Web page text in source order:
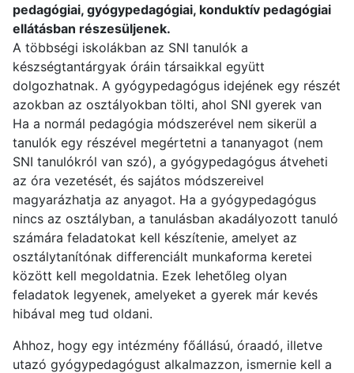
pedagógiai, gyógypedagógiai, konduktív pedagógiai
ellátásban részesüljenek.
A többségi iskolákban az SNI tanulók a
készségtantárgyak óráin társaikkal együtt
dolgozhatnak. A gyógypedagógus idejének egy részét
azokban az osztályokban tölti, ahol SNI gyerek van
Ha a normál pedagógia módszerével nem sikerül a
tanulók egy részével megértetni a tananyagot (nem
SNI tanulókról van szó), a gyógypedagógus átveheti
az óra vezetését, és sajátos módszereivel
magyarázhatja az anyagot. Ha a gyógypedagógus
nincs az osztályban, a tanulásban akadályozott tanuló
számára feladatokat kell készítenie, amelyet az
osztálytanítónak differenciált munkaforma keretei
között kell megoldatnia. Ezek lehetőleg olyan
feladatok legyenek, amelyeket a gyerek már kevés
hibával meg tud oldani.
Ahhoz, hogy egy intézmény főállású, óraadó, illetve
utazó gyógypedagógust alkalmazzon, ismernie kell a